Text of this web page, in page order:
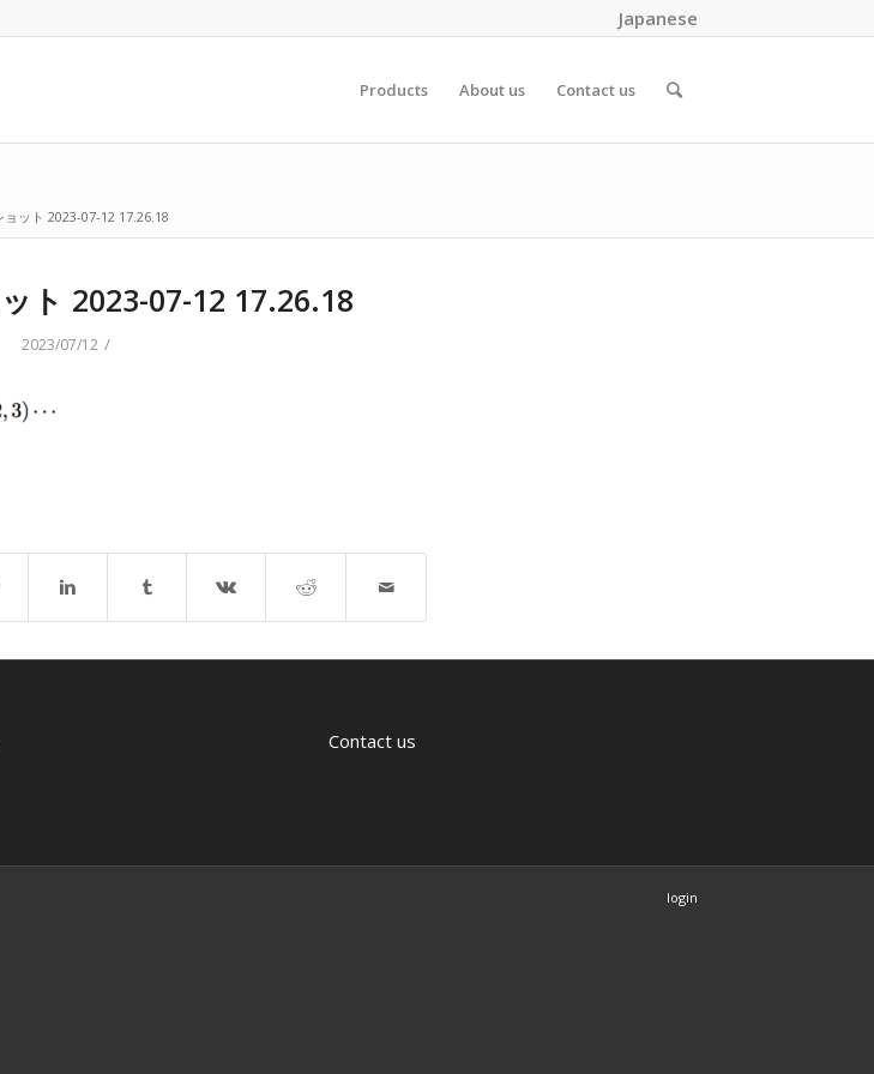
Japanese
Products About us Contact us
ョット 2023-07-12 17.26.18
ト 2023-07-12 17.26.18
2023/07/12 /
Contact us
login